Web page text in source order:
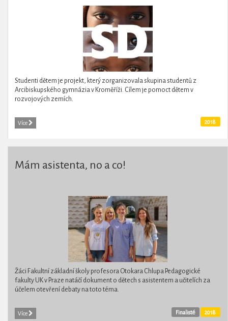
Studenti dětem je projekt, který zorganizovala skupina studentů z
Arcibiskupského gymnázia v Kroměříži. Cílem je pomoct dětem v
rozvojových zemích.
Více 2018
Mám asistenta, no a co!
Žáci Fakultní základní školy profesora Otokara Chlupa Pedagogické
fakulty UK v Praze natáčí dokument o dětech s asistentem a učitelích za
účelem otevření debaty na toto téma.
Více 2018
Finalisté